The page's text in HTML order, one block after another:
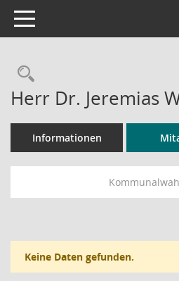
Toggle navigation
Rechercheauswahl
Herr Dr. Jeremias
Informationen
Keine Daten gefunden.